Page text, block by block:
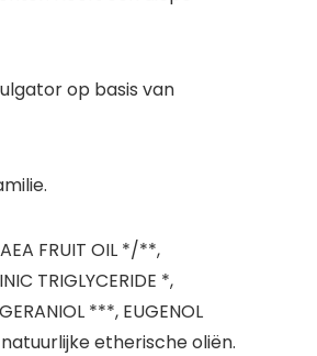
op basis van
FRUIT OIL */**,
TRIGLYCERIDE *,
***, EUGENOL
etherische oliën.